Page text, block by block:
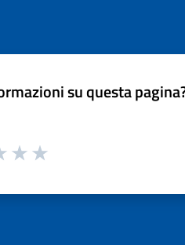
su questa